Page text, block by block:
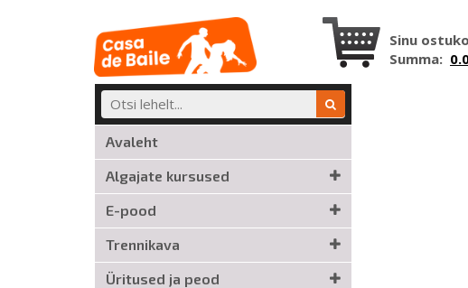
Sinu
Summa:
Avaleht
Algajate kursused
E-pood
Trennikava
Üritused ja peod